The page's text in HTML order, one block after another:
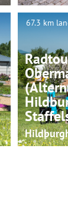
© Martina Rohner, Rainer Brabec
67.3 km